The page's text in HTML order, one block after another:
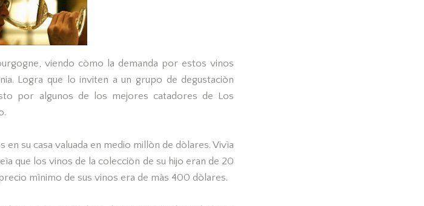
viendo còmo la demanda por estos vinos
Logra que lo inviten a un grupo de degustaciòn
por algunos de los mejores catadores de Los
su casa valuada en medio millòn de dòlares. Vivìa
que los vinos de la colecciòn de su hijo eran de 20
mìnimo de sus vinos era de màs 400 dòlares.